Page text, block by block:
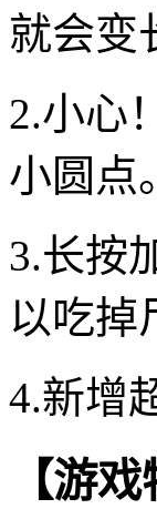
就会变
2.小心
小圆点。
3.长按
以吃掉
4.新增
【游戏